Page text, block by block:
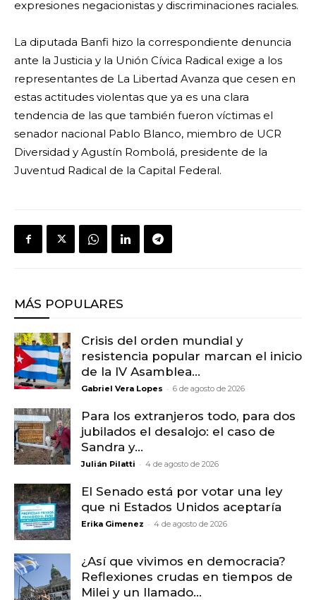
expresiones negacionistas y discriminaciones raciales.
La diputada Banfi hizo la correspondiente denuncia
ante la Justicia y la Unión Cívica Radical exige a los
representantes de La Libertad Avanza que cesen en
estas actitudes violentas que ya es una clara
tendencia de las que también fueron víctimas el
senador nacional Pablo Blanco, miembro de UCR
Diversidad y Agustín Rombolá, presidente de la
Juventud Radical de la Capital Federal.
MÁS POPULARES
Crisis del orden mundial y
resistencia popular marcan el inicio
de la IV Asamblea...
Gabriel Vera Lopes - 6 de agosto de 2026
Para los extranjeros todo, para dos
jubilados el desalojo: el caso de
Sandra y...
Julián Pilatti - 4 de agosto de 2026
El Senado está por votar una ley
que ni Estados Unidos aceptaría
Erika Gimenez - 4 de agosto de 2026
¿Así que vivimos en democracia?
Reflexiones crudas en tiempos de
Milei y un llamado...